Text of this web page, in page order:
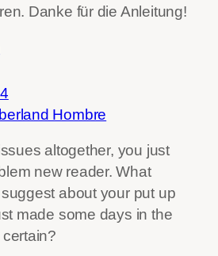
Danke für die Anleitung!
Hombre
altogether, you just
new reader. What
about your put up
made some days in the